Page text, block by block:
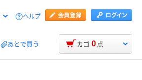
ヘルプ
あとで買う カゴ 0 点